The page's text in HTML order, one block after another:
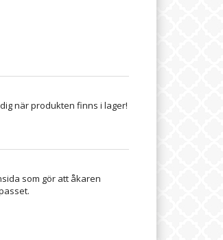
när produkten finns i lager!
som gör att åkaren